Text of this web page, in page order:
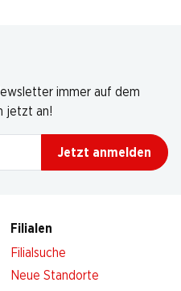
immer auf dem
jetzt an!
Jetzt anmelden
Filialen
Filialsuche
Neue Standorte